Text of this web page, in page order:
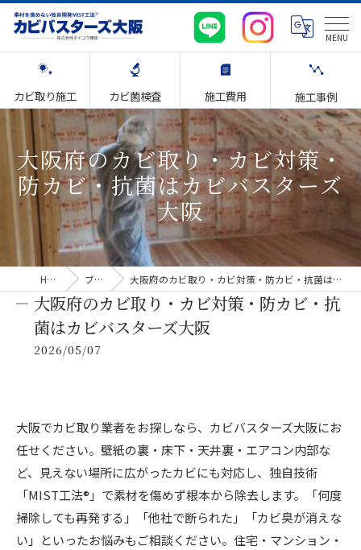
カビ取り施工 カビ菌検査 施工費用 施工事例
大阪府のカビ取り・カビ対策・
防カビ・抗菌はカビバスターズ
大阪
HOME ブログ 大阪府のカビ取り・カビ対策・防カビ・抗菌はカビバスターズ大阪
大阪府のカビ取り・カビ対策・防カビ・抗
菌はカビバスターズ大阪
2026/05/07
大阪でカビ取り業者をお探しなら、カビバスターズ大阪にお
任せください。壁紙の裏・床下・天井裏・エアコン内部な
ど、見えない場所に広がったカビにも対応し、独自技術
「MIST工法®」で素材を傷めず根本から除去します。「何度
掃除しても再発する」「他社で断られた」「カビ臭が消えな
い」といったお悩みもご相談ください。住宅・マンション・